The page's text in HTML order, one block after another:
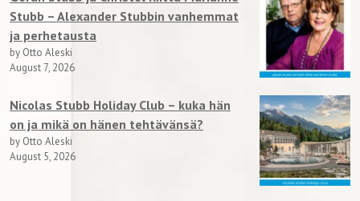
Stubb – Alexander Stubbin vanhemmat
ja perhetausta
by Otto Aleski
August 7, 2026
Nicolas Stubb Holiday Club – kuka hän
on ja mikä on hänen tehtävänsä?
by Otto Aleski
August 5, 2026